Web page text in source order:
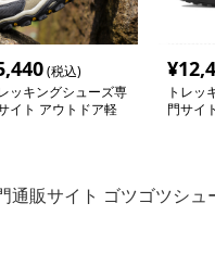
(税込)
ッキングシューズ専
イト アウトドア軽
¥
トレッ
門サイ
通販サイト ゴツゴツシュ